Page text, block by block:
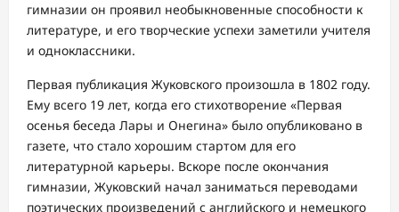
гимназии он проявил необыкновенные способности к
литературе, и его творческие успехи заметили учителя
и одноклассники.
Первая публикация Жуковского произошла в 1802 году.
Ему всего 19 лет, когда его стихотворение «Первая
осенья беседа Лары и Онегина» было опубликовано в
газете, что стало хорошим стартом для его
литературной карьеры. Вскоре после окончания
гимназии, Жуковский начал заниматься переводами
поэтических произведений с английского и немецкого